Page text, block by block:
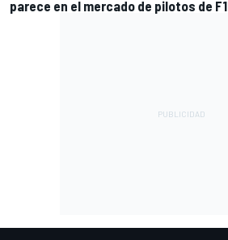
parece en el mercado de pilotos de F1